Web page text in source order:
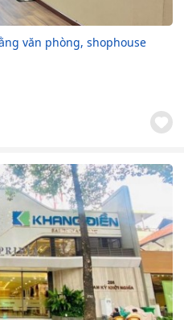
văn phòng, shophouse